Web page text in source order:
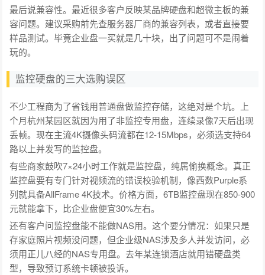
最后说兼容性。最近很多客户反映某品牌硬盘和超微主板的兼
容问题。建议采购前先查服务器厂商的兼容列表，或者直接要
样品测试。毕竟企业盘一买就是几十块，出了问题可不是闹着
玩的。
监控硬盘的三大选购误区
不少工程商为了省钱用普通盘做监控存储，这绝对是个坑。上
个月杭州某园区就因为用了非监控专用盘，连续录像7天后出现
丢帧。现在主流4K摄像头码流都在12-15Mbps，必须选支持64
路以上并发写的监控盘。
有些商家鼓吹7×24小时工作就是监控盘，纯属偷换概念。真正
监控盘要有专门针对视频流的错误校验机制，像西数Purple系
列就具备AllFrame 4K技术。价格方面，6TB监控盘现在850-900
元就能拿下，比企业盘便宜30%左右。
还有客户问监控盘能不能做NAS用。这个要分情况：如果只是
存家庭照片视频没问题，但企业级NAS涉及多人并发访问，必
须用正儿八经的NAS专用盘。去年某连锁酒店就用错硬盘类
型，导致预订系统卡顿被投诉。